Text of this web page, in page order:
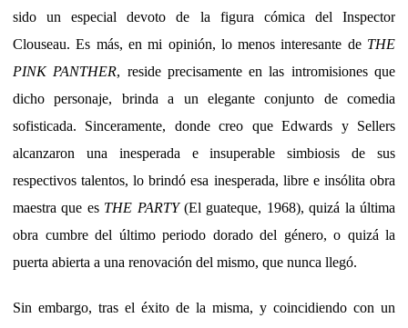
sido un especial devoto de la figura cómica del Inspector
Clouseau. Es más, en mi opinión, lo menos interesante de THE
PINK PANTHER, reside precisamente en las intromisiones que
dicho personaje, brinda a un elegante conjunto de comedia
sofisticada. Sinceramente, donde creo que Edwards y Sellers
alcanzaron una inesperada e insuperable simbiosis de sus
respectivos talentos, lo brindó esa inesperada, libre e insólita obra
maestra que es THE PARTY(El guateque, 1968), quizá la última
obra cumbre del último periodo dorado del género, o quizá la
puerta abierta a una renovación del mismo, que nunca llegó.
Sin embargo, tras el éxito de la misma, y coincidiendo con un